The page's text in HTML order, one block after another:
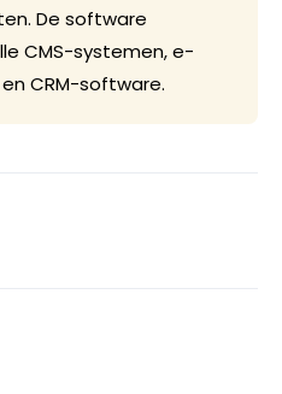
De software
CMS-systemen, e-
CRM-software.